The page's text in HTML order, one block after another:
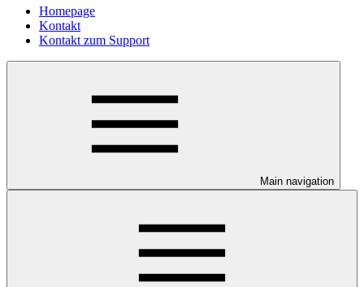
Homepage
Kontakt
Kontakt zum Support
Main navigation